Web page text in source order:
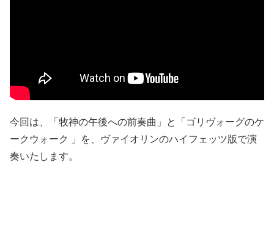
今回は、「牧神の午後への前奏曲」と「ゴリヴォーグのケ
ークウォーク 」を、ヴァイオリンのハイフェッツ版で演
奏いたします。